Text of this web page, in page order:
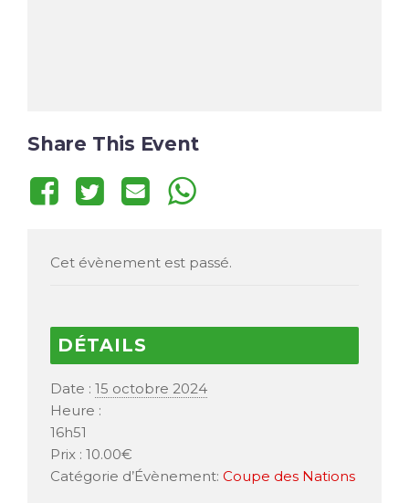
Share This Event
Cet évènement est passé.
DÉTAILS
Date : 15 octobre 2024
Heure :
16h51
Prix : 10.00€
Catégorie d’Évènement: Coupe des Nations